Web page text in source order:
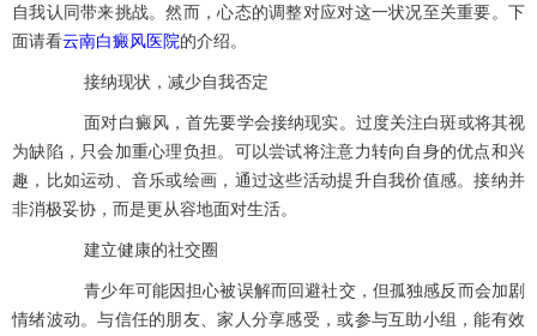
自我认同带来挑战。然而，心态的调整对应对这一状况至关重要。下
面请看云南白癜风医院的介绍。
接纳现状，减少自我否定
面对白癜风，首先要学会接纳现实。过度关注白斑或将其视
为缺陷，只会加重心理负担。可以尝试将注意力转向自身的优点和兴
趣，比如运动、音乐或绘画，通过这些活动提升自我价值感。接纳并
非消极妥协，而是更从容地面对生活。
建立健康的社交圈
青少年可能因担心被误解而回避社交，但孤独感反而会加剧
情绪波动。与信任的朋友、家人分享感受，或参与互助小组，能有效